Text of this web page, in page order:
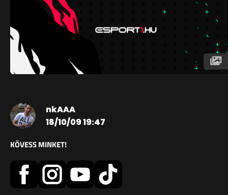
nkAAA
18/10/09 19:47
KÖVESS MINKET!